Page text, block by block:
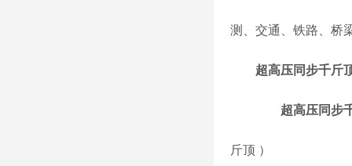
测、交通、铁路、桥
超高压同步千斤
超高压同步
斤顶 ）